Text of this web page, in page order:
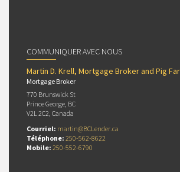
COMMUNIQUER AVEC NOUS
Martin D. Krell, Mortgage Broker and Pig
Mortgage Broker
770 Brunswick St
Prince George, BC
V2L 2C2, Canada
Courriel: martin@BCLender.ca
Téléphone: 250-562-8622
Mobile: 250-552-6790